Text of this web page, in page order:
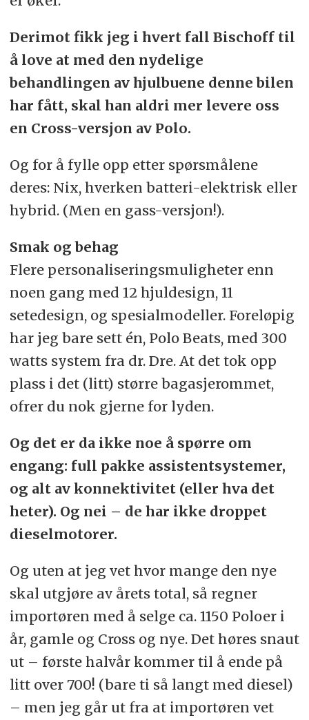
Derimot fikk jeg i hvert fall Bischoff til
å love at med den nydelige
behandlingen av hjulbuene denne bilen
har fått, skal han aldri mer levere oss
en Cross-versjon av Polo.
Og for å fylle opp etter spørsmålene
deres: Nix, hverken batteri-elektrisk eller
hybrid. (Men en gass-versjon!).
Smak og behag
Flere personaliseringsmuligheter enn
noen gang med 12 hjuldesign, 11
setedesign, og spesialmodeller. Foreløpig
har jeg bare sett én, Polo Beats, med 300
watts system fra dr. Dre. At det tok opp
plass i det (litt) større bagasjerommet,
ofrer du nok gjerne for lyden.
Og det er da ikke noe å spørre om
engang: full pakke assistentsystemer,
og alt av konnektivitet (eller hva det
heter). Og nei – de har ikke droppet
dieselmotorer.
Og uten at jeg vet hvor mange den nye
skal utgjøre av årets total, så regner
importøren med å selge ca. 1150 Poloer i
år, gamle og Cross og nye. Det høres snaut
ut – første halvår kommer til å ende på
litt over 700! (bare ti så langt med diesel)
– men jeg går ut fra at importøren vet